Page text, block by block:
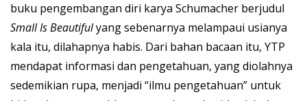
buku pengembangan diri karya Schumacher berjudul
Small Is Beautifulyang sebenarnya melampaui usianya
kala itu, dilahapnya habis. Dari bahan bacaan itu, YTP
mendapat informasi dan pengetahuan, yang diolahnya
sedemikian rupa, menjadi “ilmu pengetahuan” untuk